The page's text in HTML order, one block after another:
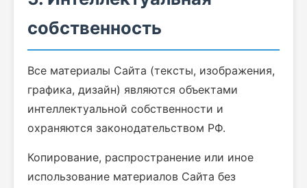
собственность
Все материалы Сайта (тексты, изображения,
графика, дизайн) являются объектами
интеллектуальной собственности и
охраняются законодательством РФ.
Копирование, распространение или иное
использование материалов Сайта без